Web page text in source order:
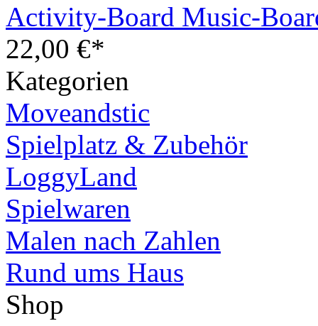
Activity-Board Music-
22,00 €*
Kategorien
Moveandstic
Spielplatz & Zubehör
LoggyLand
Spielwaren
Malen nach Zahlen
Rund ums Haus
Shop